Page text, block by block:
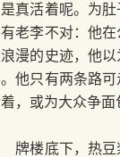
真活着呢。为
老李不对：他
漫的史迹，他
他只有两条路
，或为大众争面
底下，热豆浆